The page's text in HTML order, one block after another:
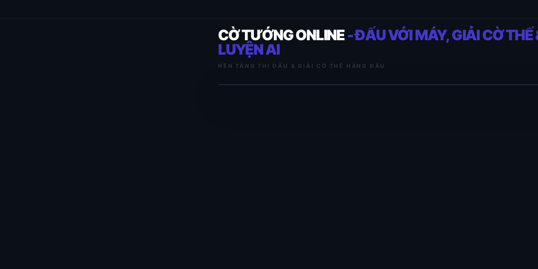
CỜ TƯỚNG ONLINE- ĐẤU VỚI MÁY, GIẢI CỜ THẾ
LUYỆN AI
NỀN TẢNG THI ĐẤU & GIẢI CỜ THẾ HÀNG ĐẦU